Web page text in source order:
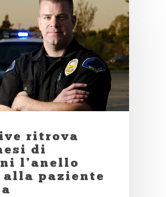
ritrova
di
l’anello
alla paziente